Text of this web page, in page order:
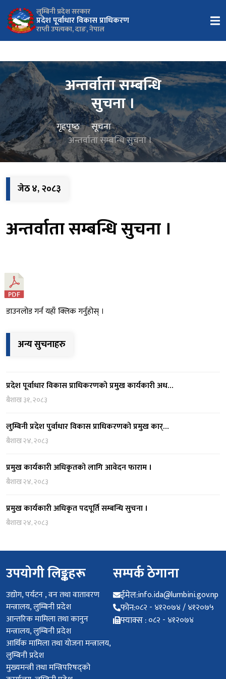
लुम्बिनी प्रदेश सरकार
प्रदेश पूर्वाधार विकास प्राधिकरण
राप्ती उपत्यका, दाङ, नेपाल
अन्तर्वाता सम्बन्धि
सुचना ।
गृहपृष्‍ठ
सूचना
अन्तर्वाता सम्बन्धि सुचना ।
जेठ ४, २०८३
अन्तर्वाता सम्बन्धि सुचना ।
डाउनलोड गर्न यहाँ क्लिक गर्नुहोस् ।
अन्य सुचनाहरु
प्रदेश पूर्वाधार विकास प्राधिकरणको प्रमुख कार्यकारी अध…
बैशाख ३१, २०८३
लुम्बिनी प्रदेश पुर्वाधार विकास प्राधिकरणको प्रमुख कार्…
बैशाख २४, २०८३
प्रमुख कार्यकारी अधिकृतको लागि आवेदन फाराम ।
बैशाख २४, २०८३
प्रमुख कार्यकारी अधिकृत पदपूर्ति सम्बन्धि सुचना ।
बैशाख २४, २०८३
उपयोगी लिङ्कहरू
उद्योग, पर्यटन , वन तथा वातावरण
मन्त्रालय, लुम्बिनी प्रदेश
आन्तरिक मामिला तथा कानुन
मन्त्रालय, लुम्बिनी प्रदेश
आर्थिक मामिला तथा योजना मन्त्रालय,
लुम्बिनी प्रदेश
मुख्यमन्त्री तथा मन्त्रिपरिषद्को
सम्पर्क ठेगाना
ईमेल:info.ida@lumbini.gov.np
फोन:०८२ - ४१२०७४ / ४१२०७५
फ्याक्स :०८२ - ४१२०७४